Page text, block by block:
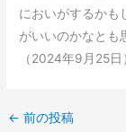
においがするかも
がいいのかなとも
（2024年9月25日
← 前の投稿